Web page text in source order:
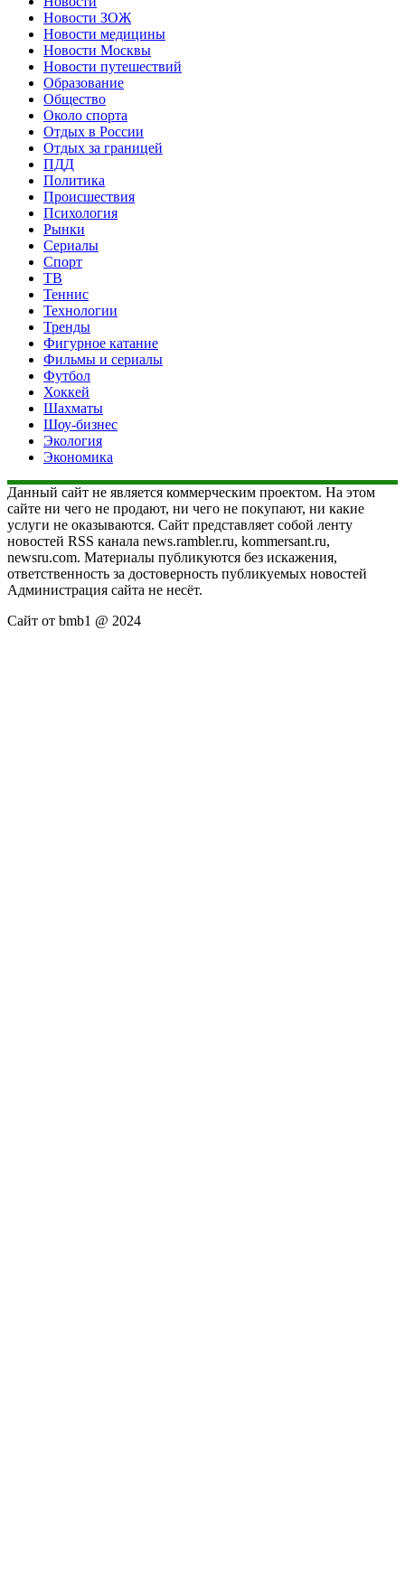
Новости ЗОЖ
Новости медицины
Новости Москвы
Новости путешествий
Образование
Общество
Около спорта
Отдых в России
Отдых за границей
ПДД
Политика
Происшествия
Психология
Рынки
Сериалы
Спорт
ТВ
Теннис
Технологии
Тренды
Фигурное катание
Фильмы и сериалы
Футбол
Хоккей
Шахматы
Шоу-бизнес
Экология
Экономика
Данный сайт не является коммерческим проектом. На этом
сайте ни чего не продают, ни чего не покупают, ни какие
услуги не оказываются. Сайт представляет собой ленту
новостей RSS канала news.rambler.ru, kommersant.ru,
newsru.com. Материалы публикуются без искажения,
ответственность за достоверность публикуемых новостей
Администрация сайта не несёт.
Сайт от bmb1 @ 2024